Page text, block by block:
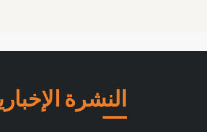
النشرة